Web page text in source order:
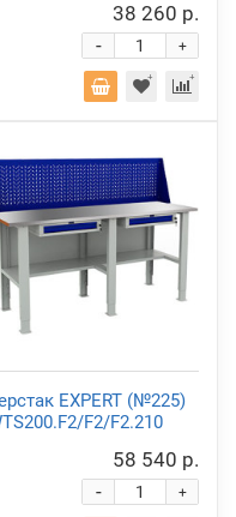
38 260 р.
+
-
EXPERT (№225)
F2/F2.210
58 540 р.
+
-